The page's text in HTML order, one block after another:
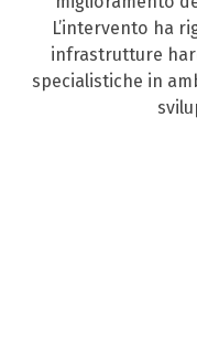
L’intervento ha
infrastrutture
specialistiche in